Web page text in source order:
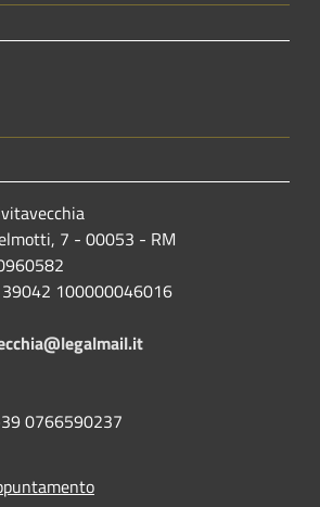
7 - 00053 - RM
39042 100000046016
0766590237